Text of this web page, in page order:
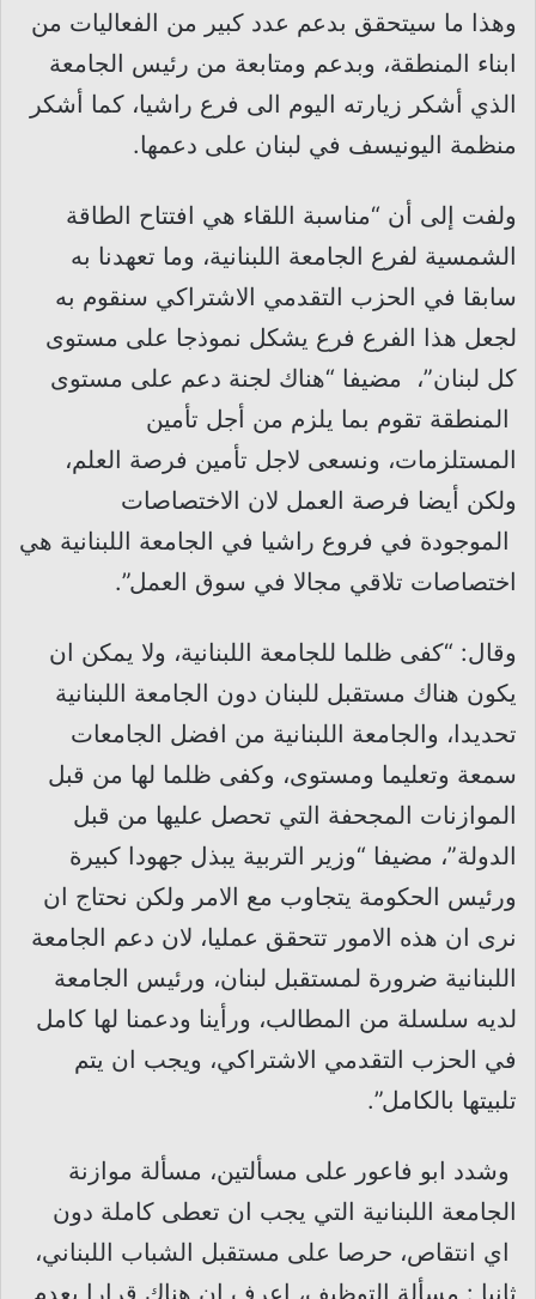
وهذا ما سيتحقق بدعم عدد كبير من الفعاليات من
ابناء المنطقة، وبدعم ومتابعة من رئيس الجامعة
الذي أشكر زيارته اليوم الى فرع راشيا، كما أشكر
منظمة اليونيسف في لبنان على دعمها.
ولفت إلى أن “مناسبة اللقاء هي افتتاح الطاقة
الشمسية لفرع الجامعة اللبنانية، وما تعهدنا به
سابقا في الحزب التقدمي الاشتراكي سنقوم به
لجعل هذا الفرع فرع يشكل نموذجا على مستوى
كل لبنان”، مضيفا “هناك لجنة دعم على مستوى
المنطقة تقوم بما يلزم من أجل تأمين
المستلزمات، ونسعى لاجل تأمين فرصة العلم،
ولكن أيضا فرصة العمل لان الاختصاصات
الموجودة في فروع راشيا في الجامعة اللبنانية هي
اختصاصات تلاقي مجالا في سوق العمل”.
وقال: “كفى ظلما للجامعة اللبنانية، ولا يمكن ان
يكون هناك مستقبل للبنان دون الجامعة اللبنانية
تحديدا، والجامعة اللبنانية من افضل الجامعات
سمعة وتعليما ومستوى، وكفى ظلما لها من قبل
الموازنات المجحفة التي تحصل عليها من قبل
الدولة”، مضيفا “وزير التربية يبذل جهودا كبيرة
ورئيس الحكومة يتجاوب مع الامر ولكن نحتاج ان
نرى ان هذه الامور تتحقق عمليا، لان دعم الجامعة
اللبنانية ضرورة لمستقبل لبنان، ورئيس الجامعة
لديه سلسلة من المطالب، ورأينا ودعمنا لها كامل
في الحزب التقدمي الاشتراكي، ويجب ان يتم
تلبيتها بالكامل”.
وشدد ابو فاعور على مسألتين، مسألة موازنة
الجامعة اللبنانية التي يجب ان تعطى كاملة دون
اي انتقاص، حرصا على مستقبل الشباب اللبناني،